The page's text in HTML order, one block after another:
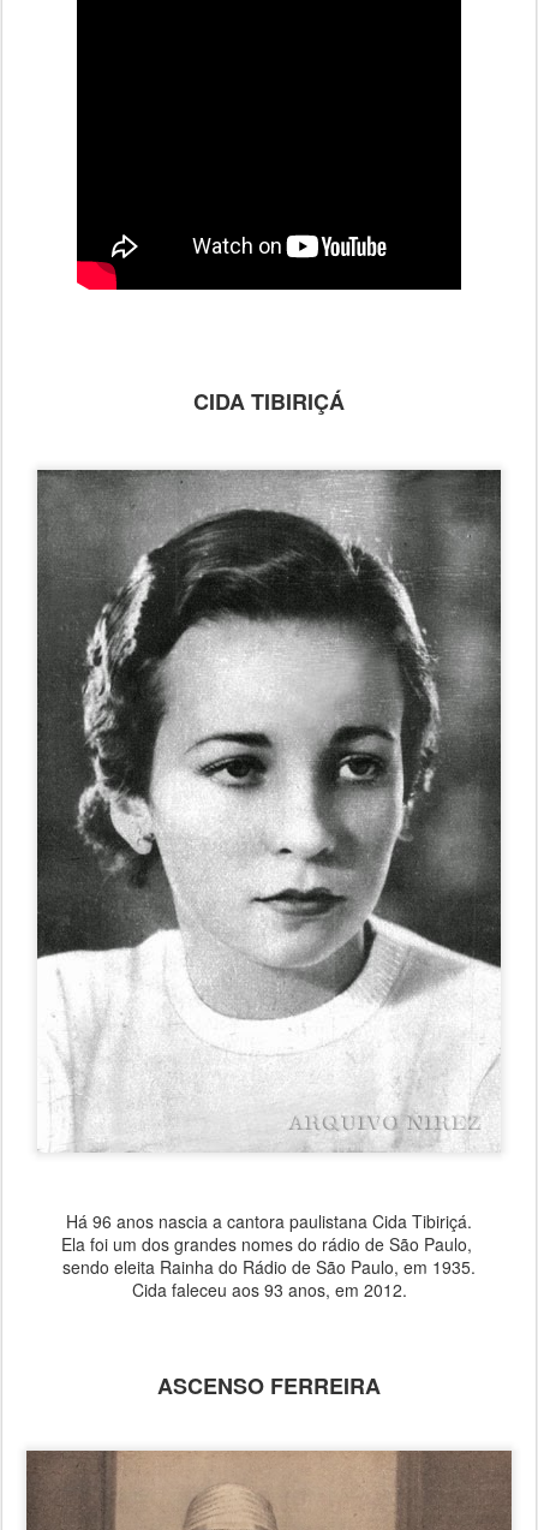
CIDA TIBIRIÇÁ
Há 96 anos nascia a cantora paulistana Cida Tibiriçá.
Ela foi um dos grandes nomes do rádio de São Paulo,
sendo eleita Rainha do Rádio de São Paulo, em 1935.
Cida faleceu aos 93 anos, em 2012.
ASCENSO FERREIRA